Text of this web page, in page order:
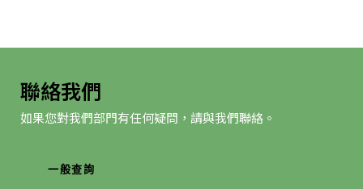
聯絡我們
如果您對我們部門有任何疑問，請與我們聯絡。
一般查詢